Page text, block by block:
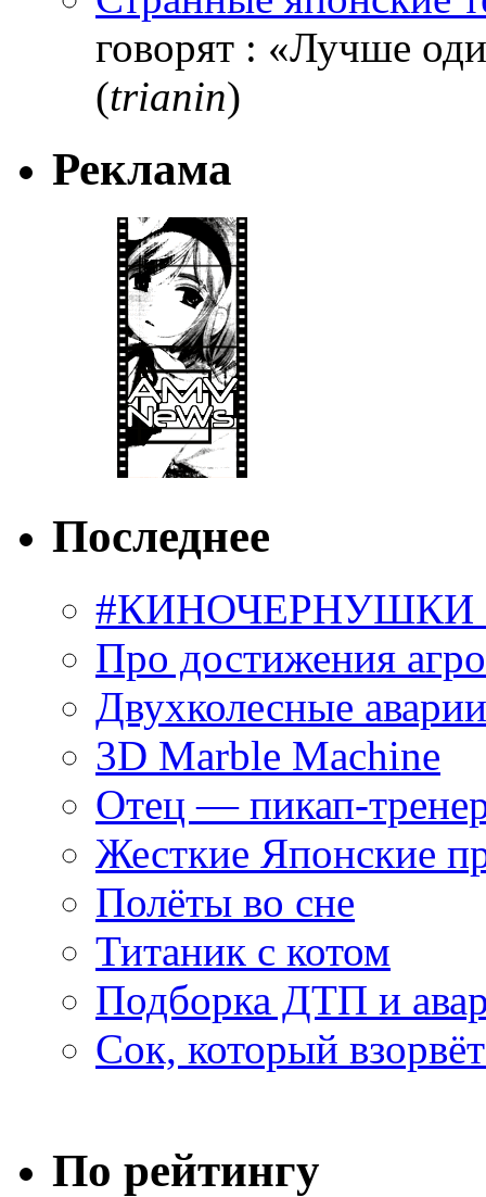
говорят : «Лучше
(trianin)
Реклама
Последнее
#КИНОЧЕРНУШКИ
Про достижения
Двухколесные
3D Marble Machine
Отец — пикап-
Жесткие Японские
Полёты во сне
Титаник с котом
Подборка ДТП и
Сок, который
По рейтингу